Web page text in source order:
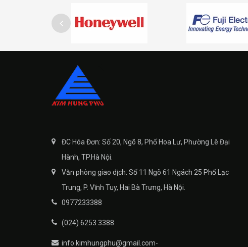
ĐC Hóa Đơn: Số 20, Ngõ 8, Phố Hoa Lư, Phường Lê Đại
Hành, TP.Hà Nội.
Văn phòng giao dịch: Số 11 Ngõ 61 Ngách 25 Phố Lạc
Trung, P. Vĩnh Tuy, Hai Bà Trưng, Hà Nội.
0977233388
(024) 6253 3388
info.kimhungphu@gmail.com-